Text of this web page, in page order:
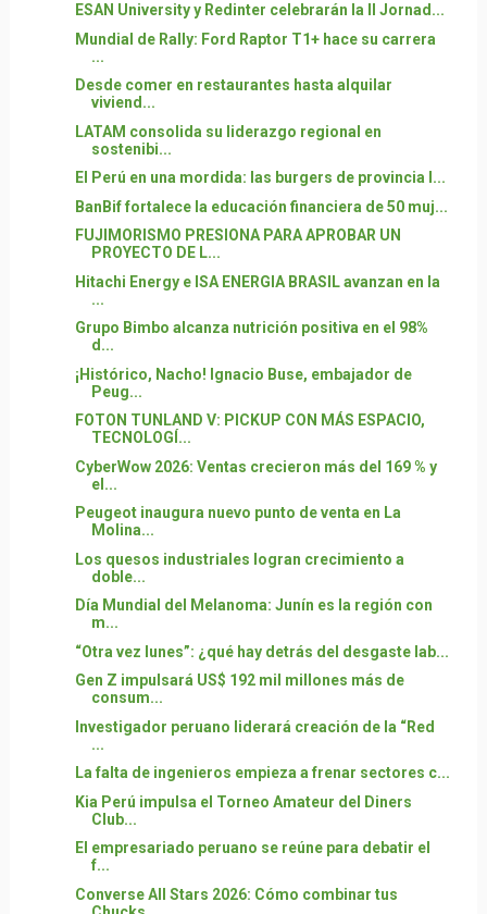
ESAN University y Redinter celebrarán la II Jornad...
Mundial de Rally: Ford Raptor T1+ hace su carrera
...
Desde comer en restaurantes hasta alquilar
viviend...
LATAM consolida su liderazgo regional en
sostenibi...
El Perú en una mordida: las burgers de provincia l...
BanBif fortalece la educación financiera de 50 muj...
FUJIMORISMO PRESIONA PARA APROBAR UN
PROYECTO DE L...
Hitachi Energy e ISA ENERGIA BRASIL avanzan en la
...
Grupo Bimbo alcanza nutrición positiva en el 98%
d...
¡Histórico, Nacho! Ignacio Buse, embajador de
Peug...
FOTON TUNLAND V: PICKUP CON MÁS ESPACIO,
TECNOLOGÍ...
CyberWow 2026: Ventas crecieron más del 169 % y
el...
Peugeot inaugura nuevo punto de venta en La
Molina...
Los quesos industriales logran crecimiento a
doble...
Día Mundial del Melanoma: Junín es la región con
m...
“Otra vez lunes”: ¿qué hay detrás del desgaste lab...
Gen Z impulsará US$ 192 mil millones más de
consum...
Investigador peruano liderará creación de la “Red
...
La falta de ingenieros empieza a frenar sectores c...
Kia Perú impulsa el Torneo Amateur del Diners
Club...
El empresariado peruano se reúne para debatir el
f...
Converse All Stars 2026: Cómo combinar tus